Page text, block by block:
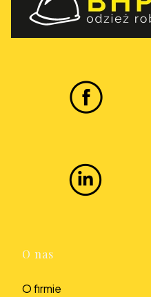
Linki w stopce
O nas
O firmie